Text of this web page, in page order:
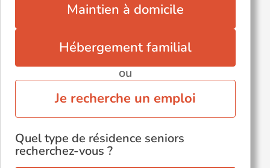
Maintien à domicile
Hébergement familial
ou
Je recherche un emploi
Quel type de résidence seniors
recherchez-vous ?